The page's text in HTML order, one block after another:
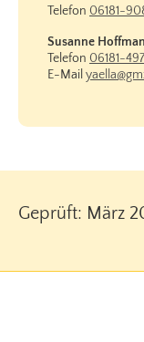
Telefon 06181-
Susanne
Telefon 06181-
E-Mail
Geprüft: März